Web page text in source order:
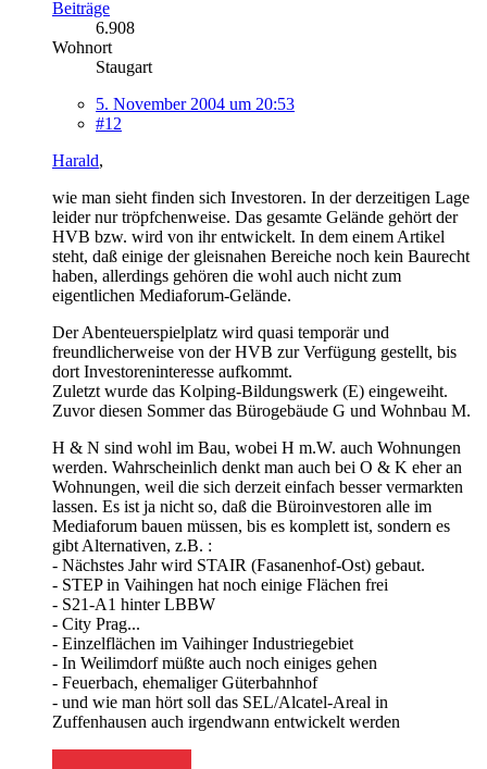
Beiträge
6.908
Wohnort
Staugart
5. November 2004 um 20:53
#12
Harald,
wie man sieht finden sich Investoren. In der derzeitigen Lage
leider nur tröpfchenweise. Das gesamte Gelände gehört der
HVB bzw. wird von ihr entwickelt. In dem einem Artikel
steht, daß einige der gleisnahen Bereiche noch kein Baurecht
haben, allerdings gehören die wohl auch nicht zum
eigentlichen Mediaforum-Gelände.
Der Abenteuerspielplatz wird quasi temporär und
freundlicherweise von der HVB zur Verfügung gestellt, bis
dort Investoreninteresse aufkommt.
Zuletzt wurde das Kolping-Bildungswerk (E) eingeweiht.
Zuvor diesen Sommer das Bürogebäude G und Wohnbau M.
H & N sind wohl im Bau, wobei H m.W. auch Wohnungen
werden. Wahrscheinlich denkt man auch bei O & K eher an
Wohnungen, weil die sich derzeit einfach besser vermarkten
lassen. Es ist ja nicht so, daß die Büroinvestoren alle im
Mediaforum bauen müssen, bis es komplett ist, sondern es
gibt Alternativen, z.B. :
- Nächstes Jahr wird STAIR (Fasanenhof-Ost) gebaut.
- STEP in Vaihingen hat noch einige Flächen frei
- S21-A1 hinter LBBW
- City Prag...
- Einzelflächen im Vaihinger Industriegebiet
- In Weilimdorf müßte auch noch einiges gehen
- Feuerbach, ehemaliger Güterbahnhof
- und wie man hört soll das SEL/Alcatel-Areal in
Zuffenhausen auch irgendwann entwickelt werden